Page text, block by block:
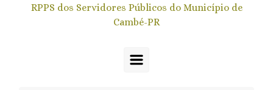
RPPS dos Servidores Públicos do Município de
Cambé-PR